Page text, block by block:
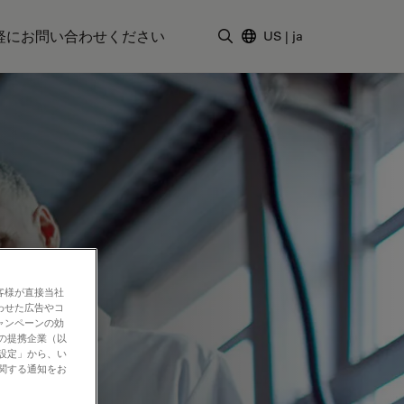
にお問い合わせください US | ja
様が直接当社
た広告やコ
ンペーンの効
提携企業（以
定」から、い
する通知をお